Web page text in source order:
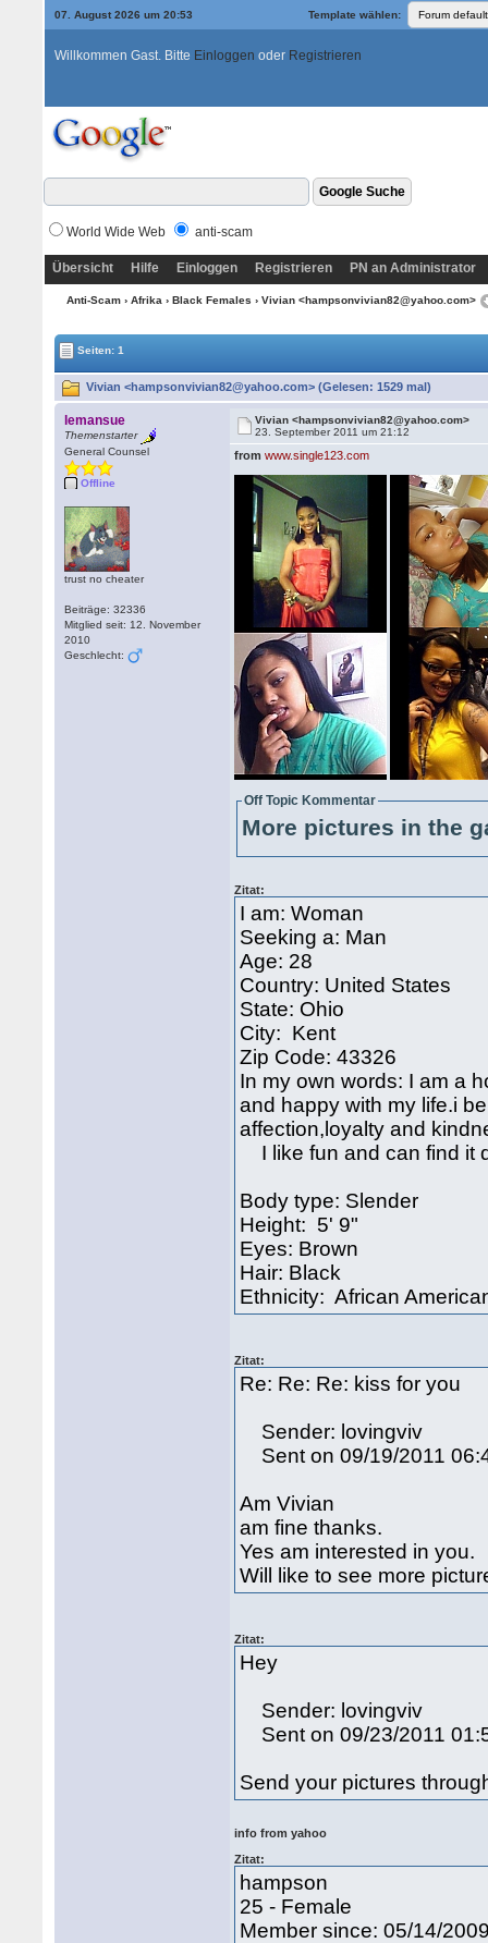
07. August 2026 um 20:53 Template wählen:
Willkommen Gast. Bitte Einloggen oder Registrieren
World Wide Web anti-scam
Übersicht Hilfe Einloggen Registrieren PN an Administrator
Anti-Scam› Afrika › Black Females › Vivian <hampsonvivian82@yahoo.com>
Seiten: 1
Vivian <hampsonvivian82@yahoo.com> (Gelesen: 1529 mal)
lemansue
Themenstarter
General Counsel
Offline
trust no cheater
Beiträge: 32336
Mitglied seit: 12. November
2010
Geschlecht:
Vivian <hampsonvivian82@yahoo.com>
23. September 2011 um 21:12
fromwww.single123.com
Off Topic Kommentar
More pictures in the
Zitat:
I am: Woman
Seeking a: Man
Age: 28
Country: United States
State: Ohio
City: Kent
Zip Code: 43326
In my own words: I am a
and happy with my life.i
affection,loyalty and
I like fun and can find it
Body type: Slender
Height: 5' 9"
Eyes: Brown
Hair: Black
Ethnicity: African
Zitat:
Re: Re: Re: kiss for you
Sender: lovingviv
Sent on 09/19/2011
Am Vivian
am fine thanks.
Yes am interested in you.
Will like to see more
Zitat:
Hey
Sender: lovingviv
Sent on 09/23/2011
Send your pictures
info from yahoo
Zitat:
hampson
25 - Female
Member since: 05/14/